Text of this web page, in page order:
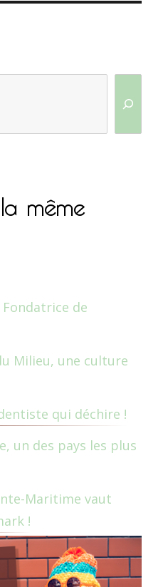
même
de
Milieu, une culture
qui déchire !
un des pays les plus
Maritime vaut
!